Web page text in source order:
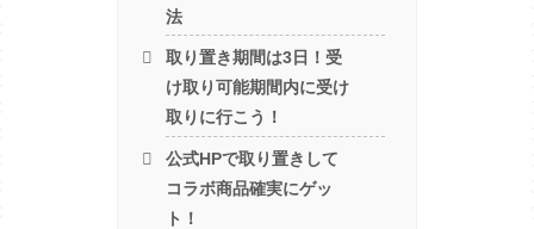
法
取り置き期間は3日！受
け取り可能期間内に受け
取りに行こう！
公式HPで取り置きして
コラボ商品確実にゲッ
ト！